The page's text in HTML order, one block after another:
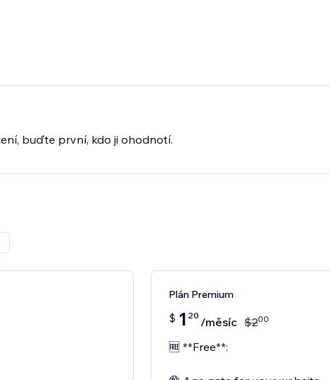
buďte první, kdo ji ohodnotí.
Plán Premium
$ 1 20 /měsíc $200
🆓 **Free**: